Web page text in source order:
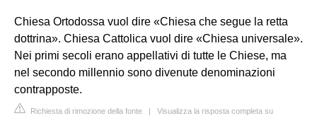
Chiesa Ortodossa vuol dire «Chiesa che segue la retta
dottrina». Chiesa Cattolica vuol dire «Chiesa universale».
Nei primi secoli erano appellativi di tutte le Chiese, ma
nel secondo millennio sono divenute denominazioni
contrapposte.
Richiesta di rimozione della fonte | Visualizza la risposta completa su